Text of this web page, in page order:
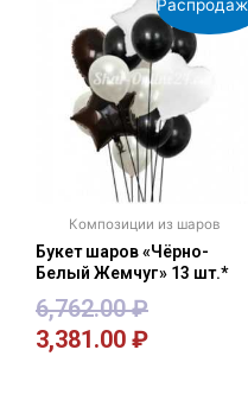
Композиции из шаров
Букет шаров «Чёрно-
Белый Жемчуг» 13 шт.*
6,762.00₽
3,381.00 ₽